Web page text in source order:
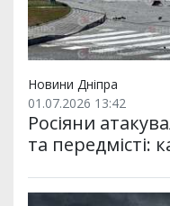
Новини Дніпра
01.07.2026 13:42
Росіяни
та передмісті: